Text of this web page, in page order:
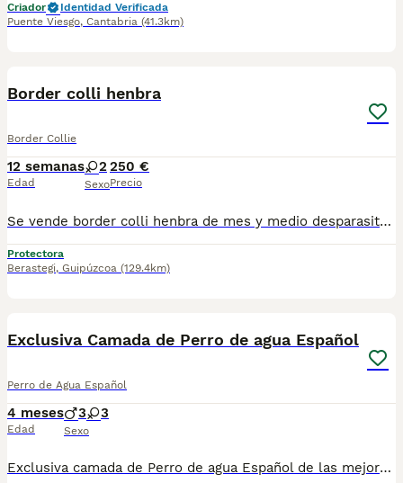
Criador
Identidad Verificada
Puente Viesgo, Cantabria (41.3km)
Border colli henbra
Border Collie
12 semanas
Edad
2
Sexo
250 €
Precio
Se vende border colli henbra de mes y medio desparasitado los padres trabajando con. Animamles muy umilde para tener en casa muy sociable
Protectora
Berastegi, Guipúzcoa (129.4km)
Exclusiva Camada de Perro de agua Español
Perro de Agua Español
4 meses
Edad
3 3
Sexo
Exclusiva camada de Perro de agua Español de las mejores líneas de sangre. Criador de más de 15 años de experiencia con innumerables títulos de Campeón incluidos campeonatos de Mundo o Europa. Trabajamos con riguroso orden de reserva. Los cachorros se entregan apartir de los 2 meses vacunados chip pasaporte todo a nombre del nuevo propietario.